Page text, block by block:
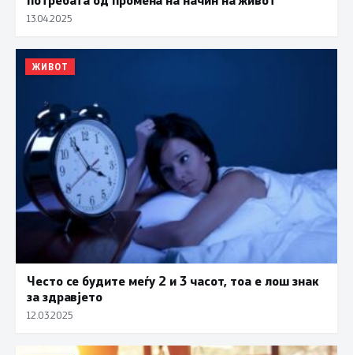
13.04.2025
ЖИВОТ
Често се будите меѓу 2 и 3 часот, тоа е лош знак
за здравјето
12.03.2025